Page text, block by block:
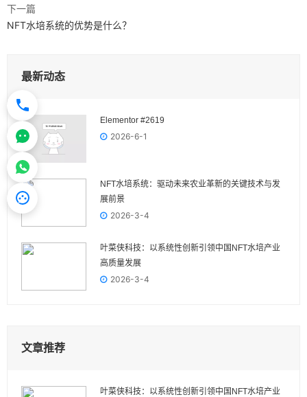
下一篇
NFT水培系统的优势是什么？
最新动态
Elementor #2619
2026-6-1
NFT水培系统：驱动未来农业革新的关键技术与发
展前景
2026-3-4
叶菜侠科技：以系统性创新引领中国NFT水培产业
高质量发展
2026-3-4
文章推荐
叶菜侠科技：以系统性创新引领中国NFT水培产业